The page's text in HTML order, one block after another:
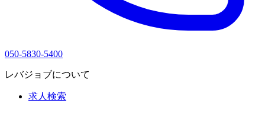
050-5830-5400
レバジョブについて
求人検索